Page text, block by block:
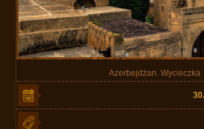
Azerbejdżan. Wycieczka